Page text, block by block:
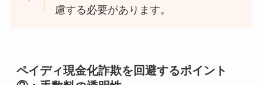
慮する必要があります。
ペイディ現金化詐欺を回避するポイント